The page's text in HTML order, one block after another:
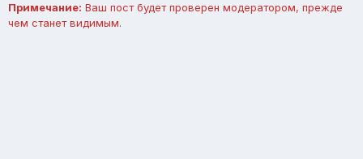
Примечание: Ваш пост будет проверен модератором, прежде
чем станет видимым.